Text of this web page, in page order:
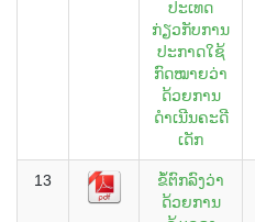
ປະເທດ
ກ່ຽວກັບການ
ປະກາດໃຊ້
ກົດໝາຍວ່າ
ດ້ວຍການ
ດຳເນີນຄະດີ
ເດັກ
13
ຂໍ້ຕົກລົງວ່າ
ດ້ວຍການ